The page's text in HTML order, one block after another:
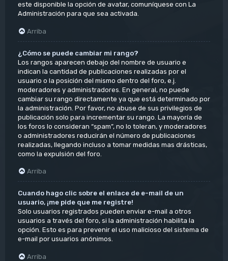
este disponible la opción de avatar, comuníquese con La
Administración para que sea activada.
Arriba
¿Cómo se puede cambiar mi rango?
Los rangos aparecen debajo del nombre de usuario e
indican la cantidad de publicaciones realizadas por el
usuario o la posición del mismo dentro del foro, e.j.
moderadores y administradores. En general, no puede
cambiar su rango directamente ya que está determinado por
la administración. Por favor, no abuse de sus privilegios de
publicación solo para incrementar su rango. La mayoría de
los foros lo consideran “spam”, no lo toleran, y moderadores
o administradores reducirán el número de publicaciones
realizadas, llegando incluso a tomar medidas mas drásticas,
como la expulsión del foro.
Arriba
Cuando hago clic sobre el enlace de e-mail de un
usuario, ¡me pide que me registre!
Solo usuarios registrados pueden enviar e-mail a otros
usuarios a través del foro, si la administración habilita la
opción. Esto es para prevenir el uso malicioso del sistema de
e-mail por usuarios anónimos.
Arriba